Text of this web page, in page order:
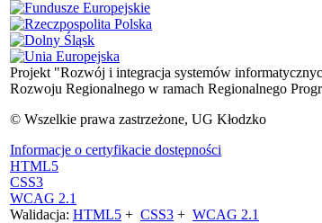
Projekt "Rozwój i integracja systemów
Rozwoju Regionalnego w ramach Regionalnego
© Wszelkie prawa zastrzeżone, UG Kłodzko
Informacje o certyfikacie dostępności
HTML5
CSS3
WCAG 2.1
Walidacja: HTML5 + CSS3 + WCAG 2.1